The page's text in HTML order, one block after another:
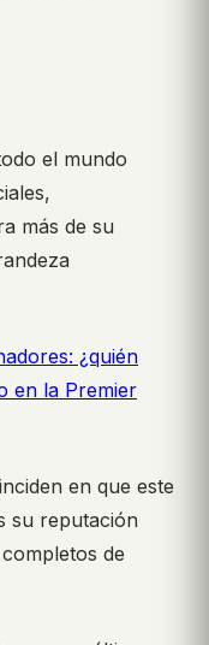
el mundo
más de su
¿quién
en la Premier
en que este
su reputación
de